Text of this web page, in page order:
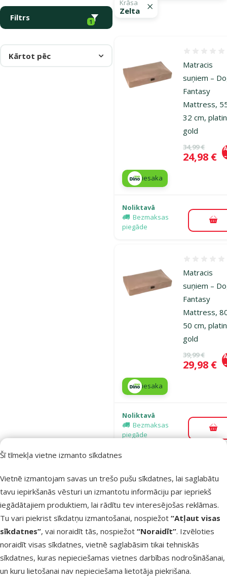
Šī tīmekļa vietne izmanto sīkdatnes
Vietnē izmantojam savas un trešo pušu sīkdatnes, lai saglabātu
tavu iepirkšanās vēsturi un izmantotu informāciju par iepriekš
iegādātajiem produktiem, lai rādītu tev interesējošas reklāmas.
Tu vari piekrist sīkdatņu izmantošanai, nospiežot “Atļaut visas
sīkdatnes”, vai noraidīt tās, nospiežot “Noraidīt”. Izvēloties
noraidīt visas sīkdatnes, vietnē saglabāsim tikai tehniskās
sīkdatnes, kuras nepieciešamas vietnes darbības nodrošināšanai,
un kuru lietošanai nav nepieciešama lietotāja piekrišana.
Filtrs 1
Krāsa
Zelta
Kārtot pēc
Matracis
suņiem –
Fantasy
Mattress,
32 cm,
gold
Oriģinālā
34,99 €
Cena
24,98 €
iesaka
Noliktavā
Bezmaksas
piegāde
Matracis
suņiem –
Fantasy
Mattress,
50 cm,
gold
Oriģinālā
39,99 €
Cena
29,98 €
iesaka
Noliktavā
Bezmaksas
piegāde
Matracis
suņiem –
Fantasy
Mattress,
65 cm,
gold
Oriģinālā
59,99 €
Cena
44,98 €